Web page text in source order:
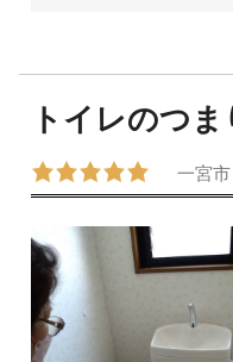
トイレのつ
一宮市